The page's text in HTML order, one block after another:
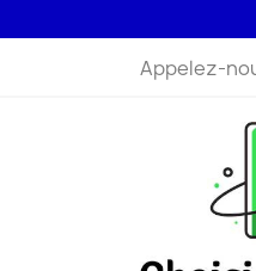
Appelez-